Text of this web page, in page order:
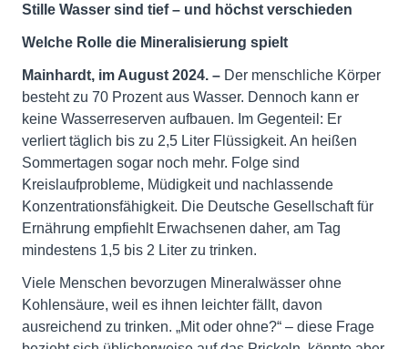
Stille Wasser sind tief – und höchst verschieden
Welche Rolle die Mineralisierung spielt
Mainhardt, im August 2024. – Der menschliche Körper
besteht zu 70 Prozent aus Wasser. Dennoch kann er
keine Wasserreserven aufbauen. Im Gegenteil: Er
verliert täglich bis zu 2,5 Liter Flüssigkeit. An heißen
Sommertagen sogar noch mehr. Folge sind
Kreislaufprobleme, Müdigkeit und nachlassende
Konzentrationsfähigkeit. Die Deutsche Gesellschaft für
Ernährung empfiehlt Erwachsenen daher, am Tag
mindestens 1,5 bis 2 Liter zu trinken.
Viele Menschen bevorzugen Mineralwässer ohne
Kohlensäure, weil es ihnen leichter fällt, davon
ausreichend zu trinken. „Mit oder ohne?“ – diese Frage